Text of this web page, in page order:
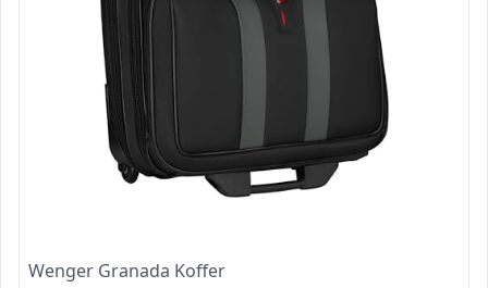
Wenger Granada Koffer